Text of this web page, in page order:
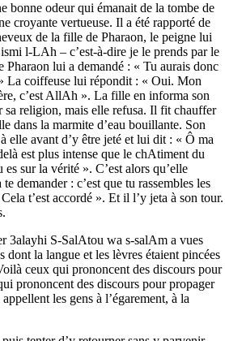
bonne odeur qui émanait de la tombe de
croyante vertueuse. Il a été rapporté de
de la fille de Pharaon, le peigne lui
l-LAh – c’est-à-dire je le prends par le
lui a demandé : « Tu aurais donc
La coiffeuse lui répondit : « Oui. Mon
c’est AllAh ». La fille en informa son
sa religion, mais elle refusa. Il fit chauffer
dans la marmite d’eau bouillante. Son
elle avant d’y être jeté et lui dit : « Ô ma
est plus intense que le chAtiment du
sur la vérité ». C’est alors qu’elle
demander : c’est que tu rassembles les
t’est accordé ». Et il l’y jeta à son tour.
3alayhi S-SalAtou wa s-salAm a vues
la langue et les lèvres étaient pincées
ceux qui prononcent des discours pour
prononcent des discours pour propager
les gens à l’égarement, à la